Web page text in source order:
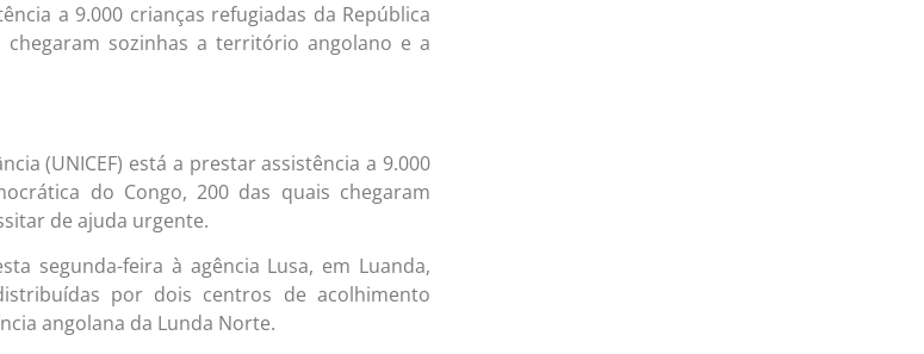
a 9.000 crianças refugiadas da República
sozinhas a território angolano e a
(UNICEF) está a prestar assistência a 9.000
do Congo, 200 das quais chegaram
de ajuda urgente.
segunda-feira à agência Lusa, em Luanda,
por dois centros de acolhimento
angolana da Lunda Norte.